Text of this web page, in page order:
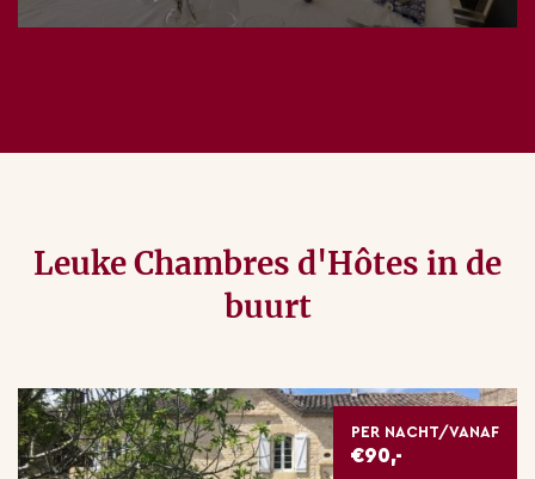
Leuke Chambres d'Hôtes in de
buurt
PER NACHT/VANAF
€90,-